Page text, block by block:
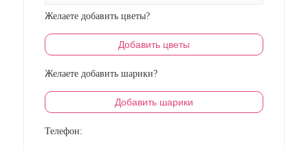
Желаете добавить цветы?
Добавить цветы
Желаете добавить шарики?
Добавить шарики
Телефон: